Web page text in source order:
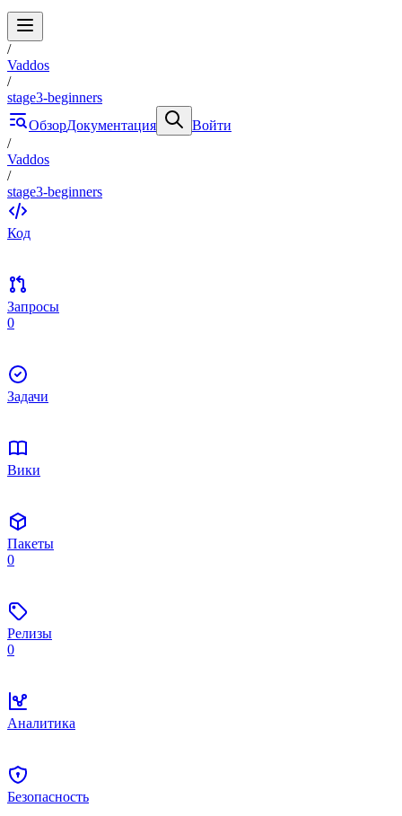
/
Vaddos
/
stage3-beginners
ОбзорДокументация
Войти
/
Vaddos
/
stage3-beginners
Код
Запросы
0
Задачи
Вики
Пакеты
0
Релизы
0
Аналитика
Безопасность